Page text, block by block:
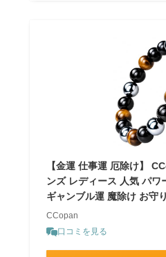
【金運 仕事運 厄除け】
ンズ レディース 人気 パワ
ギャンブル運 魔除け お守
CCopan
口コミを見る